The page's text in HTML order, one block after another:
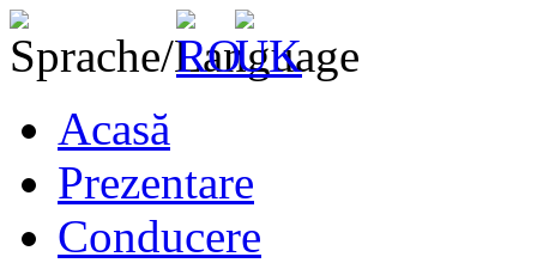
Acasă
Prezentare
Conducere